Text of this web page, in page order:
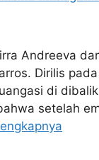
Andreeva
Dirilis
di
setelah